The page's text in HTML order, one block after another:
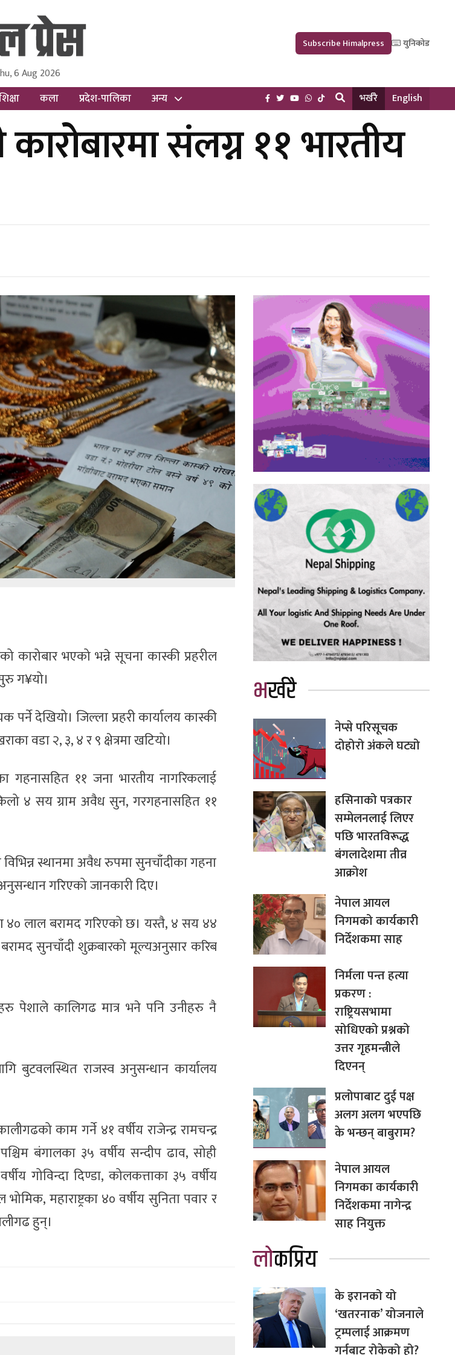
Pvt Ltd.
6 Aug 2026
Subscribe Himalpress युनिकोड
कला प्रदेश-पालिका अन्य भर्खरै English
संलग्न ११ भारतीय
कारोबार भएको भन्ने सूचना कास्की प्रहरील
ग¥यो।
देखियो। जिल्ला प्रहरी कार्यालय कास्की
वडा २, ३, ४ र ९ क्षेत्रमा खटियो।
गहनासहित ११ जना भारतीय नागरिकलाई
४ सय ग्राम अवैध सुन, गरगहनासहित ११
स्थानमा अवैध रुपमा सुनचाँदीका गहना
गरिएको जानकारी दिए।
४० लाल बरामद गरिएको छ। यस्तै, ४ सय ४४
सुनचाँदी शुक्रबारको मूल्यअनुसार करिब
पेशाले कालिगढ मात्र भने पनि उनीहरु नै
बुटवलस्थित राजस्व अनुसन्धान कार्यालय
काम गर्ने ४१ वर्षीय राजेन्द्र रामचन्द्र
बंगालका ३५ वर्षीय सन्दीप ढाव, सोही
गोविन्दा दिण्डा, कोलकत्ताका ३५ वर्षीय
महाराष्ट्रका ४० वर्षीय सुनिता पवार र
हुन्।
भर्खरै
नेप्से परिसूचक
दोहोरो अंकले घट्यो
हसिनाको पत्रकार
सम्मेलनलाई लिएर
पछि भारतविरूद्ध
बंगलादेशमा तीव्र
आक्रोश
नेपाल आयल
निगमको कार्यकारी
निर्देशकमा साह
निर्मला पन्त हत्या
प्रकरण :
राष्ट्रियसभामा
सोधिएको प्रश्नको
उत्तर गृहमन्त्रीले
दिएनन्
प्रलोपाबाट दुई पक्ष
अलग अलग भएपछि
के भन्छन् बाबुराम?
नेपाल आयल
निगमका कार्यकारी
निर्देशकमा नागेन्द्र
साह नियुक्त
लोकप्रिय
के इरानको यो
‘खतरनाक’ योजनाले
ट्रम्पलाई आक्रमण
गर्नबाट रोकेको हो?